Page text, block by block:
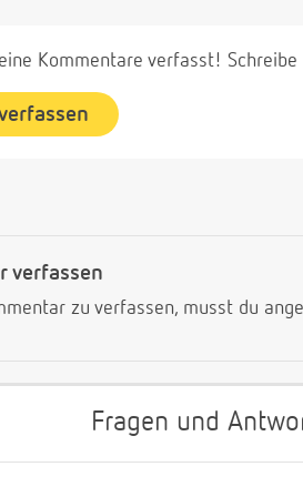
Kommentare verfasst! Schreibe
verfassen
zu verfassen, musst du
Fragen und